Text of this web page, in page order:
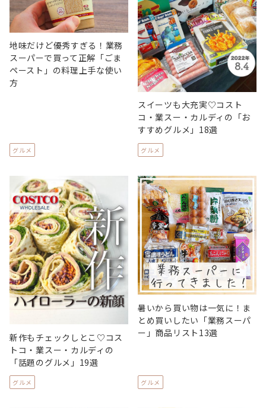
地味だけど優秀すぎる！業務
スーパーで買って正解「ごま
ペースト」の料理上手な使い
方
グルメ
スイーツも大充実♡コスト
コ・業スー・カルディの「お
すすめグルメ」18選
グルメ
新作もチェックしとこ♡コス
トコ・業スー・カルディの
「話題のグルメ」19選
グルメ
暑いから買い物は一気に！ま
とめ買いしたい「業務スーパ
ー」商品リスト13選
グルメ